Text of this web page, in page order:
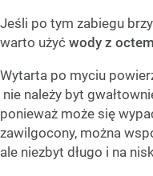
Jeśli po tym zabiegu
warto użyć wody z octem
Wytarta po myciu
nie należy byt
ponieważ może się
zawilgocony, można
ale niezbyt długo i na